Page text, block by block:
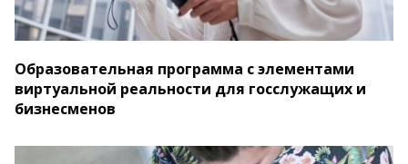
Образовательная программа с элементами
виртуальной реальности для госслужащих и
бизнесменов